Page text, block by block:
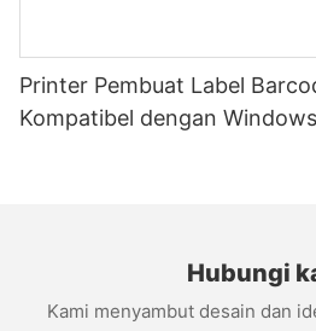
Printer Pembuat Label
Kompatibel dengan
Hubungi
Kami menyambut desain dan